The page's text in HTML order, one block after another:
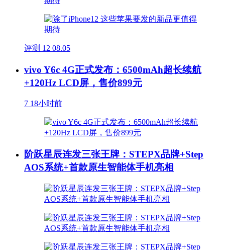
评测 12 08.05
vivo Y6c 4G正式发布：6500mAh超长续航
+120Hz LCD屏，售价899元
7 18小时前
阶跃星辰连发三张王牌：STEPX品牌+Step
AOS系统+首款原生智能体手机亮相